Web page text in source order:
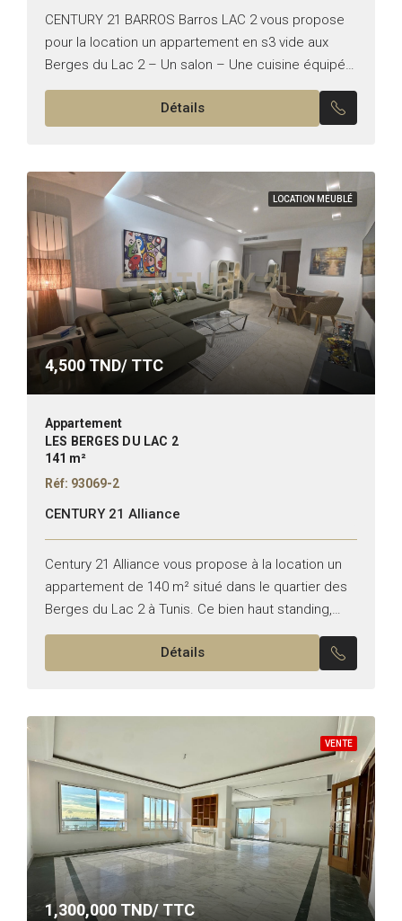
CENTURY 21 BARROS Barros LAC 2 vous propose
pour la location un appartement en s3 vide aux
Berges du Lac 2 – Un salon – Une cuisine équipée
– Une suite parentale...
Détails
LOCATION MEUBLÉ
4,500TND/ TTC
Appartement
LES BERGES DU LAC 2
141 m²
Réf: 93069-2
CENTURY 21 Alliance
Century 21 Alliance vous propose à la location un
appartement de 140 m² situé dans le quartier des
Berges du Lac 2 à Tunis. Ce bien haut standing,
meublé avec soin, se...
Détails
VENTE
1,300,000 TND/ TTC